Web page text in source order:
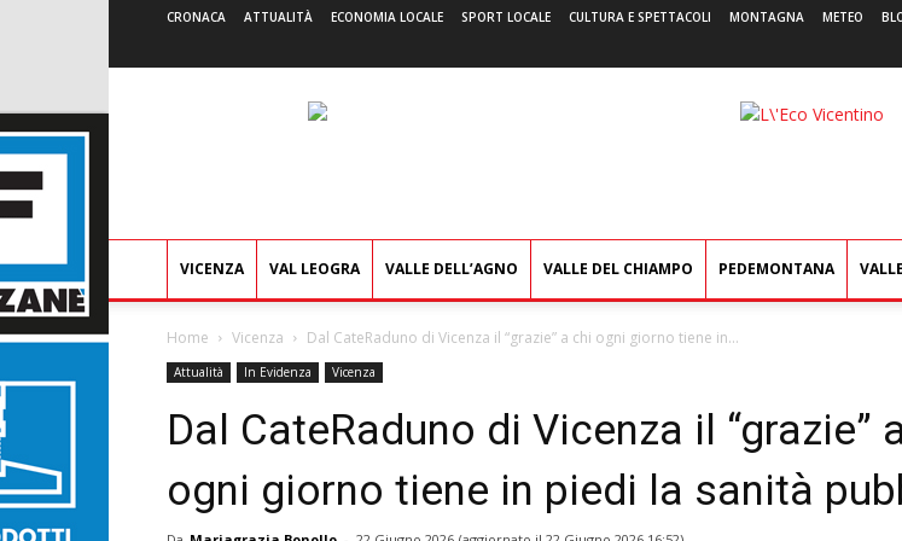
CRONACA ATTUALITÀ ECONOMIA LOCALE SPORT LOCALE CULTURA E SPETTACOLI MONTAGNA METEO
L'Eco
VICENZA VAL LEOGRA VALLE DELL’AGNO VALLE DEL CHIAMPO PEDEMONTANA
Home Vicenza Dal CateRaduno di Vicenza il “grazie” a chi ogni giorno tiene in...
Attualità In Evidenza Vicenza
Dal CateRaduno di Vicenza il “grazie”
ogni giorno tiene in piedi la sanità